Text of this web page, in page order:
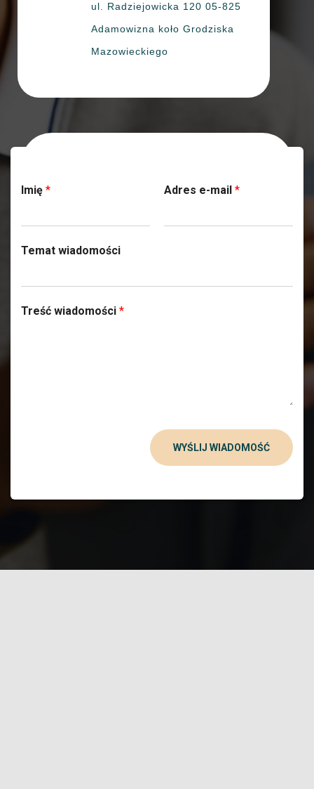
ul. Radziejowicka 120 05-825
Adamowizna koło Grodziska
Mazowieckiego
Imię * Adres e-mail *
Temat wiadomości
Treść wiadomości *
WYŚLIJ WIADOMOŚĆ